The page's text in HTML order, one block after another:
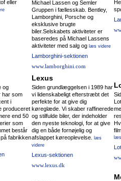
eller
Michael Lassen og Semler
Gruppen i fællesskab. Bentley,
Lamborghini, Porsche og
eksklusive brugte
biler.Selskabets aktiviteter er
baseredes på Michael Lassens
aktiviteter med salg og læs videre
Lamborghini-sektionen
www.lamborghini.com
og
har som
i
produceret
end 50
som
består
fabrikken
Lexus
Siden grundlæggelsen i 1989 har
vi lidenskabeligt efterstræbt det
perfekte for at give dig
køreglæde. Vi skaber raffinerede
og stilfulde biler, der indeholder
den nyeste teknologi, for at give
dig en både fornøjelig og
afslappet køreoplevelse.
læs
videre
Lexus-sektionen
www.lexus.dk